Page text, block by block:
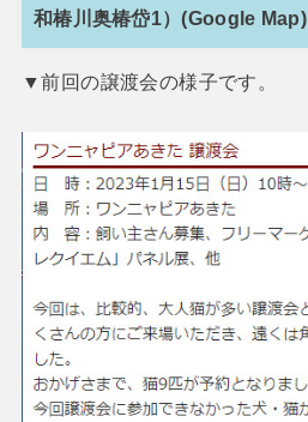
和椿川奥椿岱1）(Google Map)
▼前回の譲渡会の様子です。